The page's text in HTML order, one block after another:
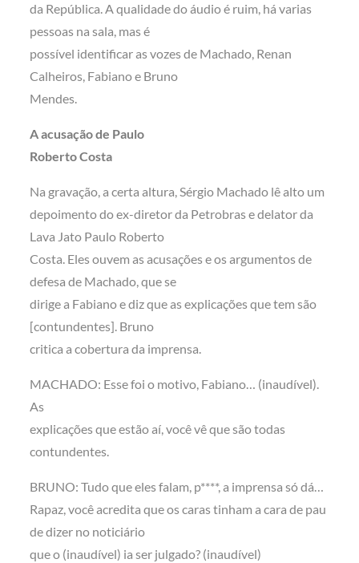
da República. A qualidade do áudio é ruim, há varias
pessoas na sala, mas é
possível identificar as vozes de Machado, Renan
Calheiros, Fabiano e Bruno
Mendes.
A acusação de Paulo
Roberto Costa
Na gravação, a certa altura, Sérgio Machado lê alto um
depoimento do ex-diretor da Petrobras e delator da
Lava Jato Paulo Roberto
Costa. Eles ouvem as acusações e os argumentos de
defesa de Machado, que se
dirige a Fabiano e diz que as explicações que tem são
[contundentes]. Bruno
critica a cobertura da imprensa.
MACHADO: Esse foi o motivo, Fabiano… (inaudível).
As
explicações que estão aí, você vê que são todas
contundentes.
BRUNO: Tudo que eles falam, p****, a imprensa só dá…
Rapaz, você acredita que os caras tinham a cara de pau
de dizer no noticiário
que o (inaudível) ia ser julgado? (inaudível)